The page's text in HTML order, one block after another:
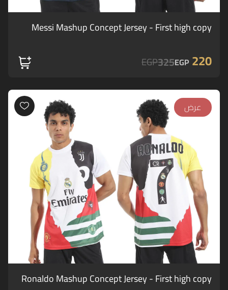
Messi Mashup Concept Jersey - First high copy
220
EGP
325
EGP
عرض
Ronaldo Mashup Concept Jersey - First high copy